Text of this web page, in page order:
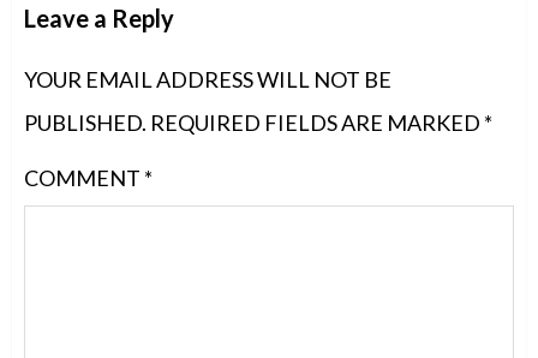
Leave a Reply
YOUR EMAIL ADDRESS WILL NOT BE
PUBLISHED. REQUIRED FIELDS ARE MARKED *
COMMENT *